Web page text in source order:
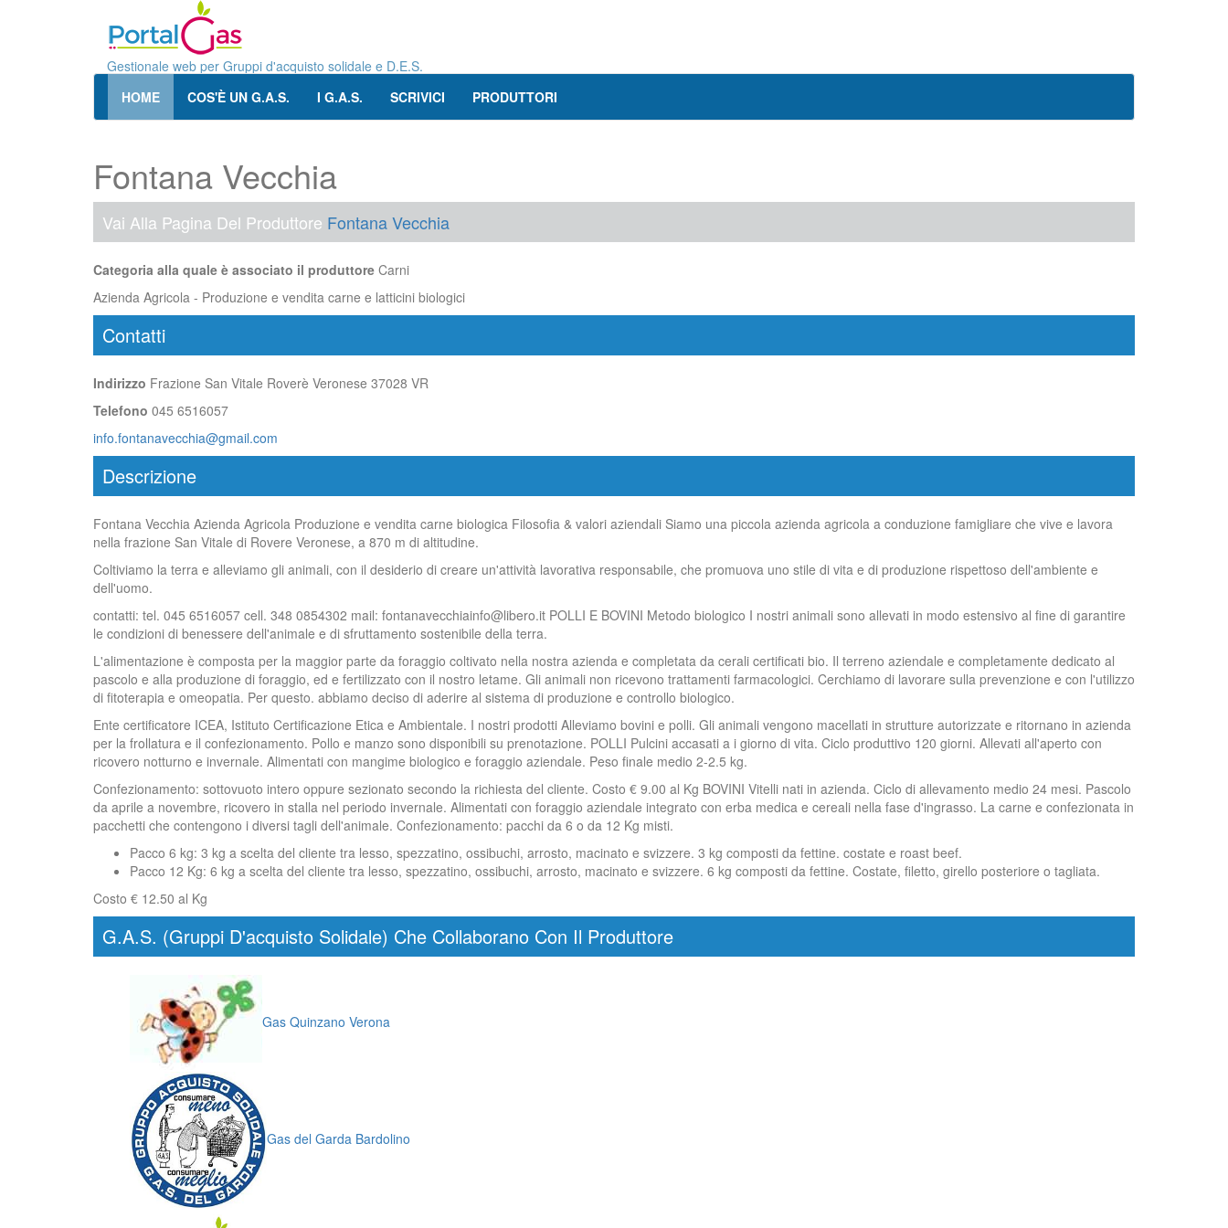
Gestionale web per Gruppi d'acquisto solidale e D.E.S.
HOME
COS'È UN G.A.S. I G.A.S. SCRIVICI PRODUTTORI
Fontana Vecchia
Vai Alla Pagina Del Produttore Fontana Vecchia
Categoria alla quale è associato il produttore Carni
Azienda Agricola - Produzione e vendita carne e latticini biologici
Contatti
Indirizzo Frazione San Vitale Roverè Veronese 37028 VR
Telefono 045 6516057
info.fontanavecchia@gmail.com
Descrizione
Fontana Vecchia Azienda Agricola Produzione e vendita carne biologica Filosofia & valori aziendali Siamo una piccola azienda agricola a conduzione famigliare che vive e lavora
nella frazione San Vitale di Rovere Veronese, a 870 m di altitudine.
Coltiviamo la terra e alleviamo gli animali, con il desiderio di creare un'attività lavorativa responsabile, che promuova uno stile di vita e di produzione rispettoso dell'ambiente e
dell'uomo.
contatti: tel. 045 6516057 cell. 348 0854302 mail: fontanavecchiainfo@libero.it POLLI E BOVINI Metodo biologico I nostri animali sono allevati in modo estensivo al fine di garantire
le condizioni di benessere dell'animale e di sfruttamento sostenibile della terra.
L'alimentazione è composta per la maggior parte da foraggio coltivato nella nostra azienda e completata da cerali certificati bio. Il terreno aziendale e completamente dedicato al
pascolo e alla produzione di foraggio, ed e fertilizzato con il nostro letame. Gli animali non ricevono trattamenti farmacologici. Cerchiamo di lavorare sulla prevenzione e con l'utilizzo
di fitoterapia e omeopatia. Per questo. abbiamo deciso di aderire al sistema di produzione e controllo biologico.
Ente certificatore ICEA, Istituto Certificazione Etica e Ambientale. I nostri prodotti Alleviamo bovini e polli. Gli animali vengono macellati in strutture autorizzate e ritornano in azienda
per la frollatura e il confezionamento. Pollo e manzo sono disponibili su prenotazione. POLLI Pulcini accasati a i giorno di vita. Ciclo produttivo 120 giorni. Allevati all'aperto con
ricovero notturno e invernale. Alimentati con mangime biologico e foraggio aziendale. Peso finale medio 2-2.5 kg.
Confezionamento: sottovuoto intero oppure sezionato secondo la richiesta del cliente. Costo € 9.00 al Kg BOVINI Vitelli nati in azienda. Ciclo di allevamento medio 24 mesi. Pascolo
da aprile a novembre, ricovero in stalla nel periodo invernale. Alimentati con foraggio aziendale integrato con erba medica e cereali nella fase d'ingrasso. La carne e confezionata in
pacchetti che contengono i diversi tagli dell'animale. Confezionamento: pacchi da 6 o da 12 Kg misti.
Pacco 6 kg: 3 kg a scelta del cliente tra lesso, spezzatino, ossibuchi, arrosto, macinato e svizzere. 3 kg composti da fettine. costate e roast beef.
Pacco 12 Kg: 6 kg a scelta del cliente tra lesso, spezzatino, ossibuchi, arrosto, macinato e svizzere. 6 kg composti da fettine. Costate, filetto, girello posteriore o tagliata.
Costo € 12.50 al Kg
G.A.S. (Gruppi D'acquisto Solidale) Che Collaborano Con Il Produttore
Gas Quinzano Verona
Gas del Garda Bardolino